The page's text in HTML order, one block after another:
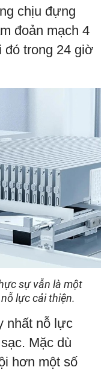
chịu đựng
đoản mạch 4
đó trong 24 giờ
sự vẫn là một
lực cải thiện.
nhất nỗ lực
Mặc dù
hơn một số